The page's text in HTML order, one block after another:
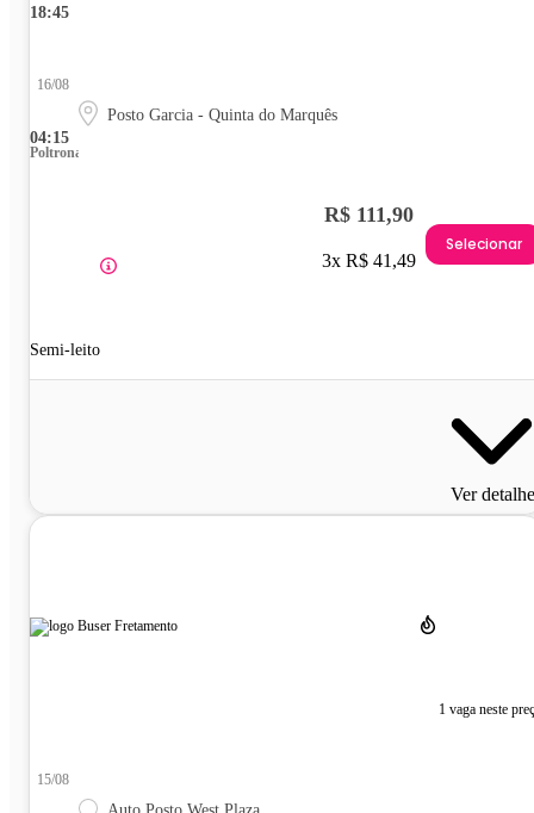
18:45
04:15
16/08
Posto Garcia - Quinta do Marquês
Poltrona
Semi-leito
R$ 111,90
3x R$ 41,49
Selecionar
Ver
1 vaga neste
15/08